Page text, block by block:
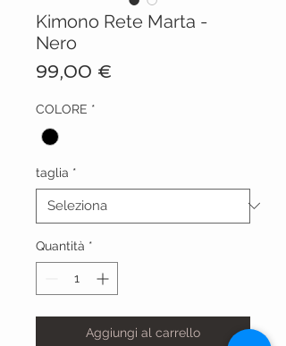
Kimono Rete Marta -
Nero
99,00 €
COLORE *
taglia *
Quantità *
Aggiungi al carrello